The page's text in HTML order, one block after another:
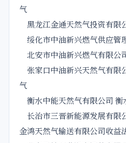
气
黑龙江金通天然气投资有限
绥化市中油新兴燃气供应管
北安市中油新兴燃气有限公
张家口中油新兴天然气有限
气
衡水中能天然气有限公司 衡
长治市三晋新能源发展有限
金鸿天然气输送有限公司收益